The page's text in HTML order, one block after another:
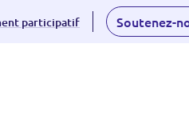
participatif Soutenez-